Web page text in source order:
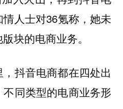
人士对36氪称，她未
块的电商业务。
抖音电商都在四处出
同类型的电商业务形